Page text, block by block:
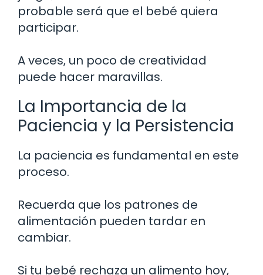
probable será que el bebé quiera
participar.
A veces, un poco de creatividad
puede hacer maravillas.
La Importancia de la
Paciencia y la Persistencia
La paciencia es fundamental en este
proceso.
Recuerda que los patrones de
alimentación pueden tardar en
cambiar.
Si tu bebé rechaza un alimento hoy,